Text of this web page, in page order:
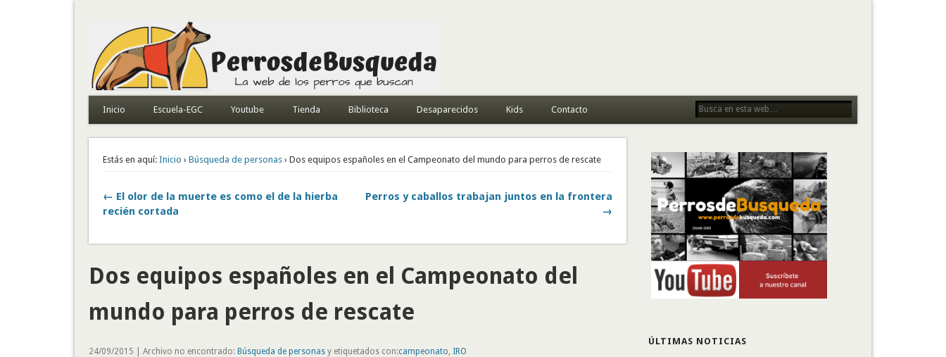
Todo sobre perros de búsqueda y detectores
Inicio Escuela-EGC Youtube Tienda Biblioteca Desaparecidos Kids Contacto
Estás en aquí: Inicio › Búsqueda de personas› Dos equipos españoles en el Campeonato del mundo para perros de rescate
← El olor de la muerte es como el de la hierba
recién cortada
Perros y caballos trabajan juntos en la frontera
→
Dos equipos españoles en el Campeonato del
mundo para perros de rescate
24/09/2015 | Archivo no encontrado: Búsqueda de personasy etiquetados con:campeonato IRO
ÚLTIMAS NOTICIAS